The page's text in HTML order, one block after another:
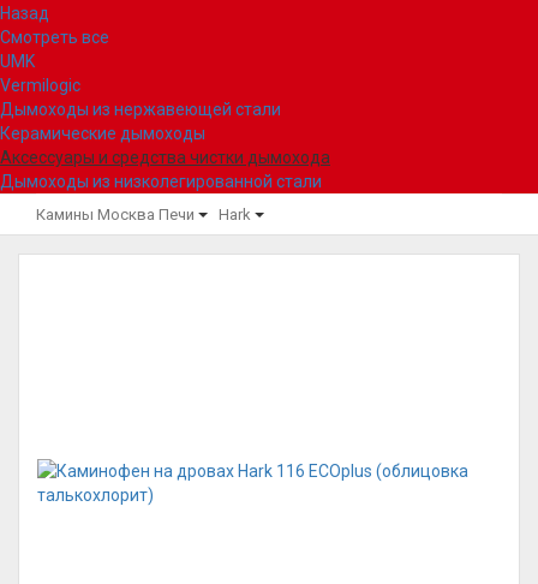
Назад
Смотреть все
UMK
Vermilogic
Дымоходы из нержавеющей стали
Керамические дымоходы
Аксессуары и средства чистки дымохода
Дымоходы из низколегированной стали
Камины Москва Печи Hark